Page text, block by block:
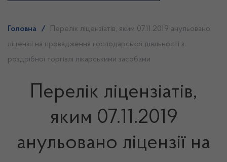
Головна /
Перелік ліцензіатів, яким 07.11.2019 анульовано
ліцензії на провадження господарської діяльності з
роздрібної торгівлі лікарськими засобами
Перелік ліцензіатів,
яким 07.11.2019
анульовано ліцензії на